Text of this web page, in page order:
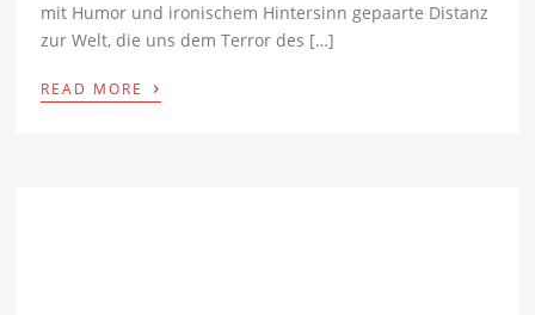
mit Humor und ironischem Hintersinn gepaarte Distanz
zur Welt, die uns dem Terror des […]
READ MORE ›